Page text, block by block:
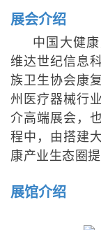
展会介绍
中国大健
维达世纪信息
族卫生协会康
州医疗器械行
介高端展会，
程中，由搭建
康产业生态圈
展馆介绍